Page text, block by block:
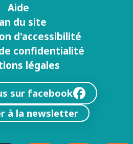
Aide
du site
d'accessibilité
confidentialité
légales
sur facebook
à la newsletter